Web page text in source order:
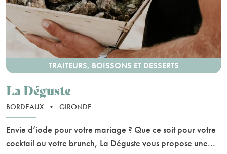
TRAITEURS, BOISSONS ET DESSERTS
La Déguste
BORDEAUX • GIRONDE
Envie d’iode pour votre mariage ? Que ce soit pour votre
cocktail ou votre brunch, La Déguste vous propose une...